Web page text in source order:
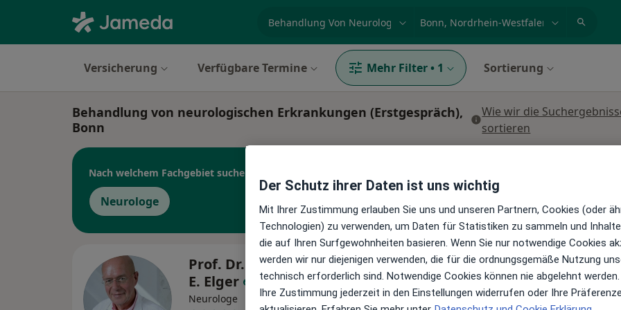
Versicherung Verfügbare Termine Mehr Filter • 1 Sortierung
Behandlung von neurologischen Erkrankungen (Erstgespräch),
Bonn
Wie wir die
sortieren
Nach welchem Fachgebiet suchen Sie?
Neurologe
Prof. Dr. med. Christian
E. Elger
Neurologe
Heute
7 Aug
Morgen
8 Aug
So,
9 Aug
Mo,
10 Aug
Der Schutz ihrer Daten ist uns wichtig
Mit Ihrer Zustimmung erlauben Sie uns und unseren Partnern, Cookies (oder
Technologien) zu verwenden, um Daten für Statistiken zu sammeln und
die auf Ihren Surfgewohnheiten basieren. Wenn Sie nur notwendige Cookies
werden wir nur diejenigen verwenden, die für die ordnungsgemäße Nutzung
technisch erforderlich sind. Notwendige Cookies können nie abgelehnt
Ihre Zustimmung jederzeit in den Einstellungen widerrufen oder Ihre